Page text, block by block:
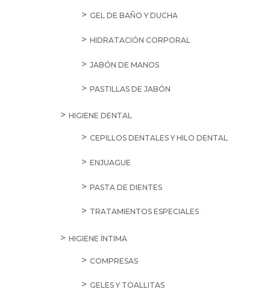
GEL DE BAÑO Y DUCHA
HIDRATACIÓN CORPORAL
JABÓN DE MANOS
PASTILLAS DE JABÓN
HIGIENE DENTAL
CEPILLOS DENTALES Y HILO DENTAL
ENJUAGUE
PASTA DE DIENTES
TRATAMIENTOS ESPECIALES
HIGIENE ÍNTIMA
COMPRESAS
GELES Y TOALLITAS